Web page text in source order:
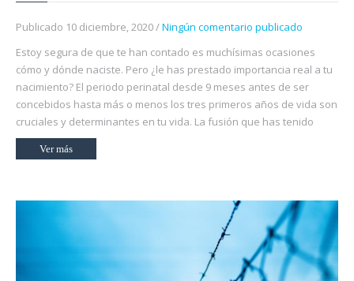
Publicado 10 diciembre, 2020 /Ningún comentario publicado
Estoy segura de que te han contado es muchísimas ocasiones
cómo y dónde naciste. Pero ¿le has prestado importancia real a tu
nacimiento? El periodo perinatal desde 9 meses antes de ser
concebidos hasta más o menos los tres primeros años de vida son
cruciales y determinantes en tu vida. La fusión que has tenido
Ver más